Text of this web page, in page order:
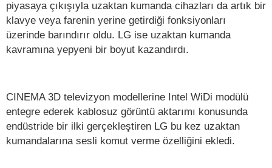
piyasaya çıkışıyla uzaktan kumanda cihazları da artık bir
klavye veya farenin yerine getirdiği fonksiyonları
üzerinde barındırır oldu. LG ise uzaktan kumanda
kavramına yepyeni bir boyut kazandırdı.
CINEMA 3D televizyon modellerine Intel WiDi modülü
entegre ederek kablosuz görüntü aktarımı konusunda
endüstride bir ilki gerçekleştiren LG bu kez uzaktan
kumandalarına sesli komut verme özelliğini ekledi.